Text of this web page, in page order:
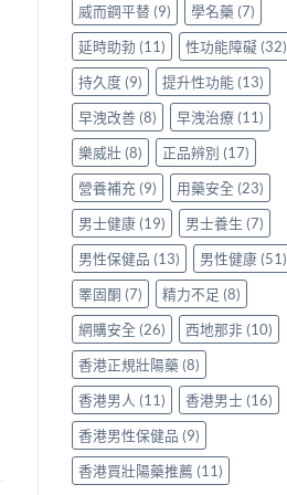
威而鋼平替 (9) 學名藥 (7)
延時助勃 (11) 性功能障礙(32)
持久度 (9) 提升性功能 (13)
早洩改善 (8) 早洩治療(11)
樂威壯(8) 正品辨別 (17)
營養補充 (9) 用藥安全 (23)
男士健康(19) 男士養生 (7)
男性保健品 (13) 男性健康(51)
睪固酮 (7) 精力不足 (8)
網購安全 (26) 西地那非(10)
香港正規壯陽藥 (8)
香港男人 (11) 香港男士(16)
香港男性保健品 (9)
香港買壯陽藥推薦 (11)